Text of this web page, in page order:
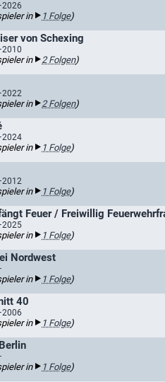
in 1 Folge)
von Schexing
in 2 Folgen)
in 2 Folgen)
in 1 Folge)
in 1 Folge)
Feuer / Freiwillig
in 1 Folge)
Nordwest
in 1 Folge)
40
in 1 Folge)
in 1 Folge)